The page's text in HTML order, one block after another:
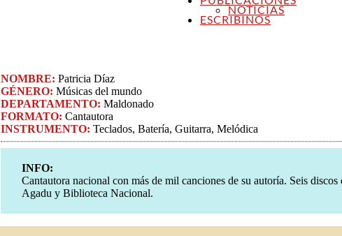
NOTICIAS
ESCRIBINOS
NOMBRE: Patricia Díaz
GÉNERO: Músicas del mundo
DEPARTAMENTO: Maldonado
FORMATO: Cantautora
INSTRUMENTO: Teclados, Batería, Guitarra, Melódica
INFO:
Cantautora nacional con más de mil canciones de su autoría. Seis discos
Agadu y Biblioteca Nacional.